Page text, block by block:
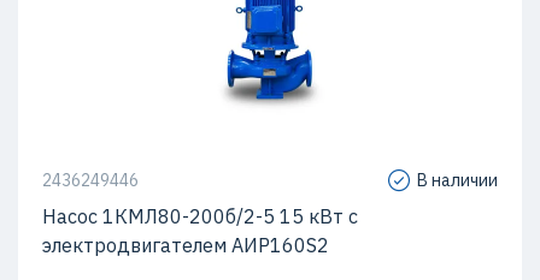
2436249446 В наличии
Насос 1КМЛ80-200б/2-5 15 кВт c
электродвигателем АИР160S2